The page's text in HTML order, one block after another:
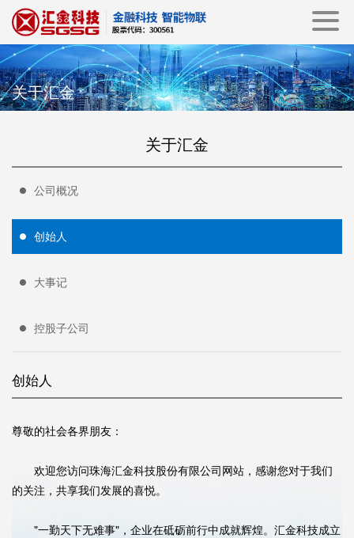
关于汇金
关于汇金
公司概况
创始人
大事记
控股子公司
创始人
尊敬的社会各界朋友：
欢迎您访问珠海汇金科技股份有限公司网站，感谢您对于我们
的关注，共享我们发展的喜悦。
"一勤天下无难事"，企业在砥砺前行中成就辉煌。汇金科技成立